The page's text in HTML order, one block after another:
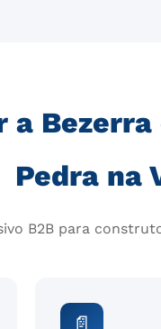
a
Pedra na
B2B para
📄